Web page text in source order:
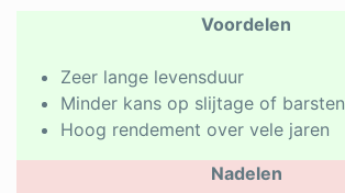
Voordelen
Zeer lange levensduur
Minder kans op slijtage of barsten
Hoog rendement over vele jaren
Nadelen